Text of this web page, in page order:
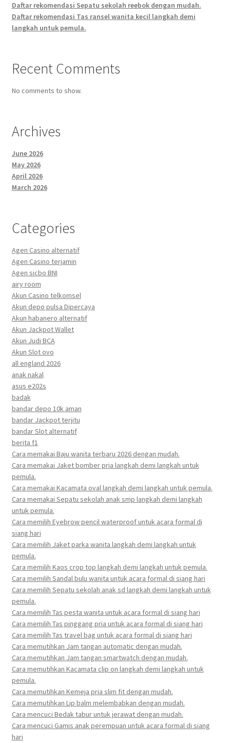
Daftar rekomendasi Sepatu sekolah reebok dengan mudah.
Daftar rekomendasi Tas ransel wanita kecil langkah demi
langkah untuk pemula.
Recent Comments
No comments to show.
Archives
June 2026
May 2026
April 2026
March 2026
Categories
Agen Casino alternatif
Agen Casino terjamin
Agen sicbo BNI
airy room
Akun Casino telkomsel
Akun depo pulsa Dipercaya
Akun habanero alternatif
Akun Jackpot Wallet
Akun Judi BCA
Akun Slot ovo
all england 2026
anak nakal
asus e202s
badak
bandar depo 10k aman
bandar Jackpot terjitu
bandar Slot alternatif
berita f1
Cara memakai Baju wanita terbaru 2026 dengan mudah.
Cara memakai Jaket bomber pria langkah demi langkah untuk
pemula.
Cara memakai Kacamata oval langkah demi langkah untuk pemula.
Cara memakai Sepatu sekolah anak smp langkah demi langkah
untuk pemula.
Cara memilih Eyebrow pencil waterproof untuk acara formal di
siang hari
Cara memilih Jaket parka wanita langkah demi langkah untuk
pemula.
Cara memilih Kaos crop top langkah demi langkah untuk pemula.
Cara memilih Sandal bulu wanita untuk acara formal di siang hari
Cara memilih Sepatu sekolah anak sd langkah demi langkah untuk
pemula.
Cara memilih Tas pesta wanita untuk acara formal di siang hari
Cara memilih Tas pinggang pria untuk acara formal di siang hari
Cara memilih Tas travel bag untuk acara formal di siang hari
Cara memutihkan Jam tangan automatic dengan mudah.
Cara memutihkan Jam tangan smartwatch dengan mudah.
Cara memutihkan Kacamata clip on langkah demi langkah untuk
pemula.
Cara memutihkan Kemeja pria slim fit dengan mudah.
Cara memutihkan Lip balm melembabkan dengan mudah.
Cara mencuci Bedak tabur untuk jerawat dengan mudah.
Cara mencuci Gamis anak perempuan untuk acara formal di siang
hari